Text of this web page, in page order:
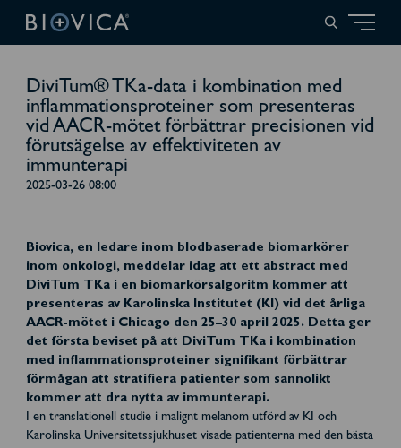
DiviTum® TKa-data i kombination med
inflammationsproteiner som presenteras
vid AACR-mötet förbättrar precisionen vid
förutsägelse av effektiviteten av
immunterapi
2025-03-26 08:00
Biovica, en ledare inom blodbaserade biomarkörer
inom onkologi, meddelar idag att ett abstract med
DiviTum TKa i en biomarkörsalgoritm kommer att
presenteras av Karolinska Institutet (KI) vid det årliga
AACR-mötet i Chicago den 25–30 april 2025. Detta ger
det första beviset på att DiviTum TKa i kombination
med inflammationsproteiner signifikant förbättrar
förmågan att stratifiera patienter som sannolikt
kommer att dra nytta av immunterapi.
I en translationell studie i malignt melanom utförd av KI och
Karolinska Universitetssjukhuset visade patienterna med den bästa